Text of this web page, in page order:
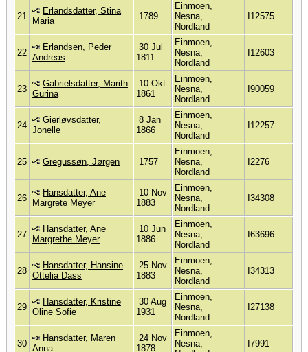
21
Erlandsdatter, Stina
Maria
1789
Einmoen,
Nesna,
Nordland
I12575
22
Erlandsen, Peder
Andreas
30 Jul
1811
Einmoen,
Nesna,
Nordland
I12603
23
Gabrielsdatter, Marith
Gurina
10 Okt
1861
Einmoen,
Nesna,
Nordland
I90059
24
Gierløvsdatter,
Jonelle
8 Jan
1866
Einmoen,
Nesna,
Nordland
I12257
25 Gregussøn, Jørgen 1757
Einmoen,
Nesna,
Nordland
I2276
26
Hansdatter, Ane
Margrete Meyer
10 Nov
1883
Einmoen,
Nesna,
Nordland
I34308
27
Hansdatter, Ane
Margrethe Meyer
10 Jun
1886
Einmoen,
Nesna,
Nordland
I63696
28
Hansdatter, Hansine
Ottelia Dass
25 Nov
1883
Einmoen,
Nesna,
Nordland
I34313
29
Hansdatter, Kristine
Oline Sofie
30 Aug
1931
Einmoen,
Nesna,
Nordland
I27138
30
Hansdatter, Maren
Anna
24 Nov
1878
Einmoen,
Nesna,
I7991